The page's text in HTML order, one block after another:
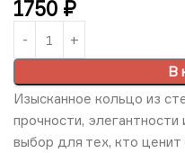
1750 ₽
В
Изысканное кольцо из
прочности,
выбор для тех, кто ценит